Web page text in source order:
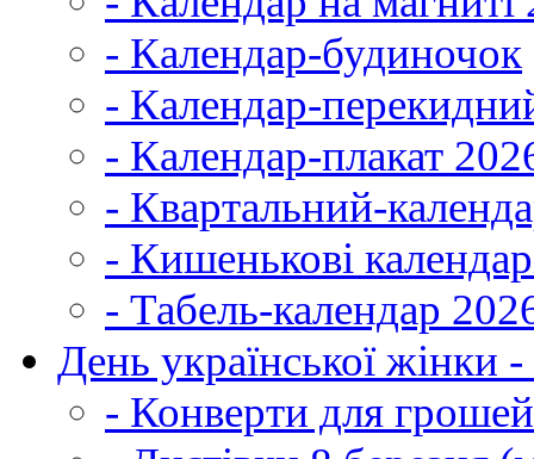
- Календар-будиночок
- Календар-
- Календар-плакат
- Квартальний-
- Кишенькові
- Табель-календар
День української жінки
- Конверти для